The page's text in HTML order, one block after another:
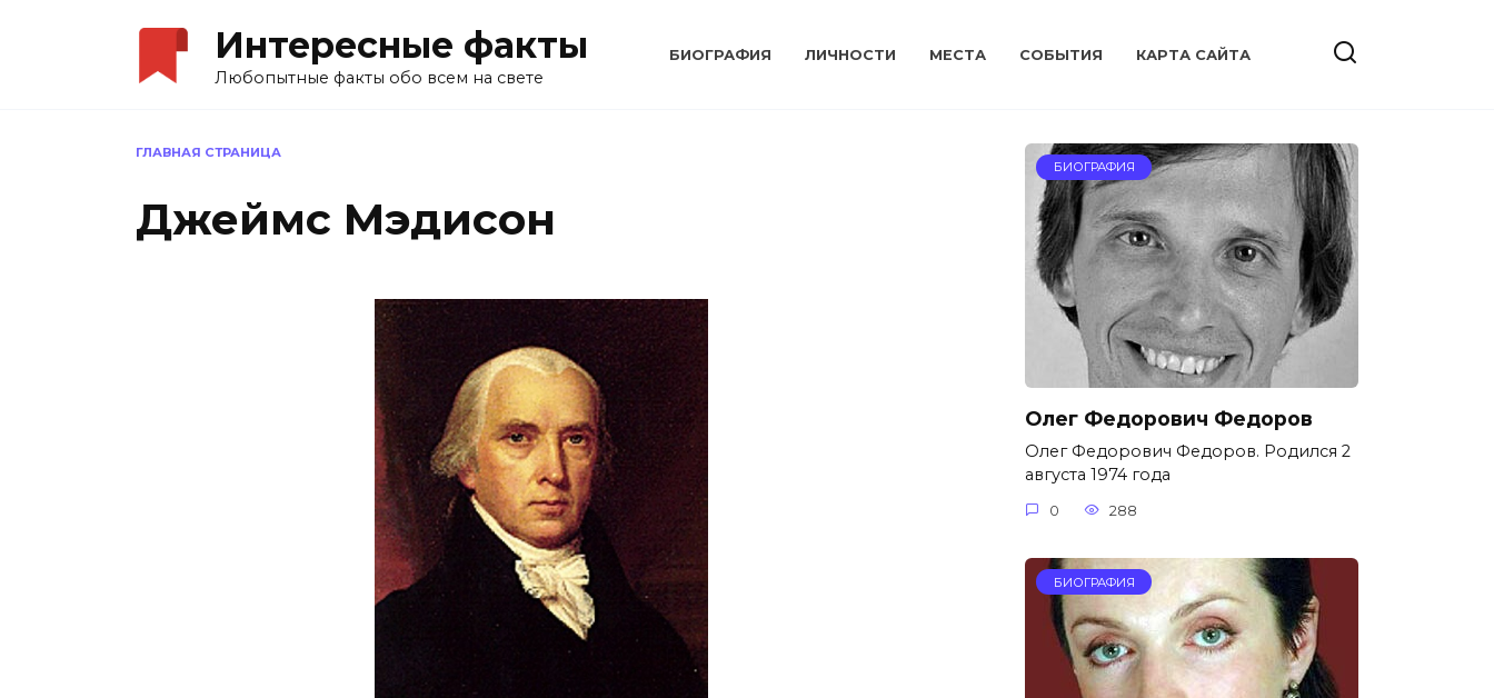
Интересные факты
Любопытные факты обо всем на свете
БИОГРАФИЯ ЛИЧНОСТИ МЕСТА CОБЫТИЯ КАРТА САЙТА
ГЛАВНАЯ СТРАНИЦА
Джеймс Мэдисон
БИОГРАФИЯ
Олег Федорович Федоров
Олег Федорович Федоров. Родился 2
августа 1974 года
0 288
БИОГРАФИЯ